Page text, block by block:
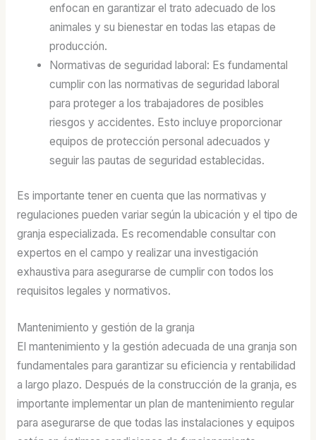
enfocan en garantizar el trato adecuado de los
animales y su bienestar en todas las etapas de
producción.
Normativas de seguridad laboral: Es fundamental
cumplir con las normativas de seguridad laboral
para proteger a los trabajadores de posibles
riesgos y accidentes. Esto incluye proporcionar
equipos de protección personal adecuados y
seguir las pautas de seguridad establecidas.
Es importante tener en cuenta que las normativas y
regulaciones pueden variar según la ubicación y el tipo de
granja especializada. Es recomendable consultar con
expertos en el campo y realizar una investigación
exhaustiva para asegurarse de cumplir con todos los
requisitos legales y normativos.
Mantenimiento y gestión de la granja
El mantenimiento y la gestión adecuada de una granja son
fundamentales para garantizar su eficiencia y rentabilidad
a largo plazo. Después de la construcción de la granja, es
importante implementar un plan de mantenimiento regular
para asegurarse de que todas las instalaciones y equipos